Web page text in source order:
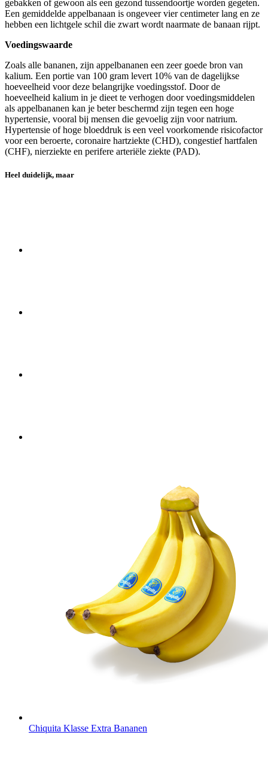
gebakken of gewoon als een gezond tussendoortje worden gegeten.
Een gemiddelde appelbanaan is ongeveer vier centimeter lang en ze
hebben een lichtgele schil die zwart wordt naarmate de banaan rijpt.
Voedingswaarde
Zoals alle bananen, zijn appelbananen een zeer goede bron van
kalium. Een portie van 100 gram levert 10% van de dagelijkse
hoeveelheid voor deze belangrijke voedingsstof. Door de
hoeveelheid kalium in je dieet te verhogen door voedingsmiddelen
als appelbananen kan je beter beschermd zijn tegen een hoge
hypertensie, vooral bij mensen die gevoelig zijn voor natrium.
Hypertensie of hoge bloeddruk is een veel voorkomende risicofactor
voor een beroerte, coronaire hartziekte (CHD), congestief hartfalen
(CHF), nierziekte en perifere arteriële ziekte (PAD).
Heel duidelijk, maar
Chiquita Klasse Extra Bananen